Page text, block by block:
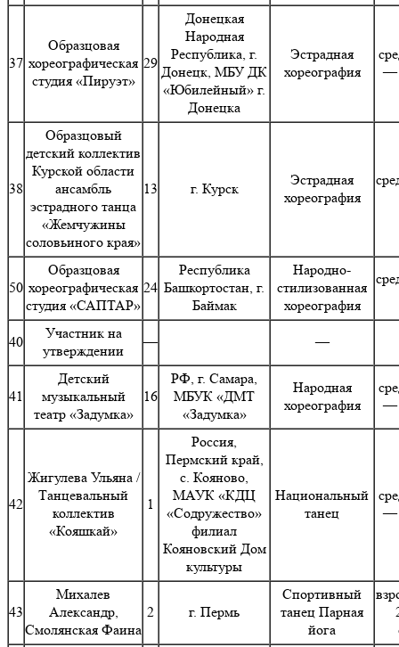
37
Образцовая
хореографическая
студия «Пируэт»
29
Донецкая
Народная
Республика, г.
Донецк, МБУ ДК
«Юбилейный» г.
Донецка
Эстрадная
хореография
—
38
Образцовый
детский коллектив
Курской области
ансамбль
эстрадного танца
«Жемчужины
соловьиного края»
13 г. Курск
Эстрадная
хореография
50
Образцовая
хореографическая
студия «САПТАР»
24
Республика
Башкортостан, г.
Баймак
Народно-
стилизованная
хореография
40
Участник на
утверждении
— —
41
Детский
музыкальный
театр «Задумка»
16
РФ, г. Самара,
МБУК «ДМТ
«Задумка»
Народная
хореография
—
42
Жигулева Ульяна /
Танцевальный
коллектив
«Кояшкай»
1
Россия,
Пермский край,
с. Кояново,
МАУК «КДЦ
«Содружество»
филиал
Кояновский Дом
культуры
Национальный
танец
—
43
Михалев
Александр,
Смолянская Фаина
2 г. Пермь
Спортивный
танец Парная
йога